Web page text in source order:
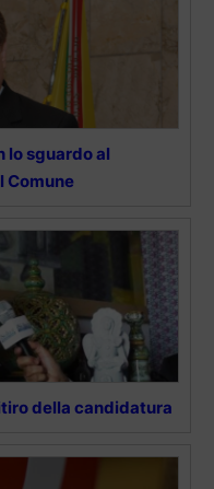
lo sguardo al
Comune
della candidatura